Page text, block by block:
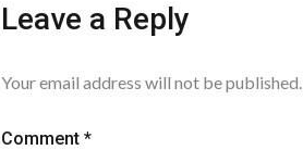
Leave a Reply
Your email address will not be published.
Comment *